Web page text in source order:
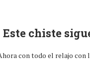
Este chiste
con todo el relajo con